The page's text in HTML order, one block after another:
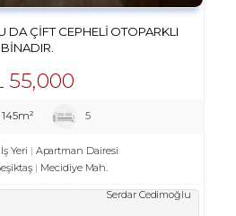
DA ÇIFT CEPHELI OTOPARKLI
BINADIR.
55,000
145m² 5
İş Yeri
Apartman Dairesi
Mecidiye Mah.
Serdar Cedimoğlu